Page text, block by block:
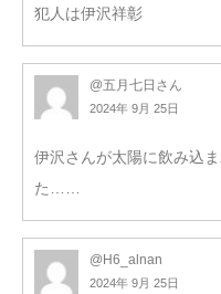
犯人は伊沢祥彰
@五月七日さん
2024年 9月 25日
伊沢さんが太陽に飲み込
た……
@H6_alnan
2024年 9月 25日